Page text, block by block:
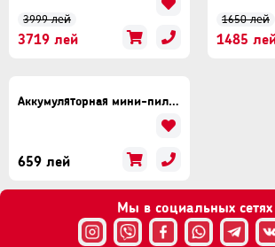
3999 лей
3719 лей
1650 лей
1485
Аккумуляторная мини-пила цепная Stromo AAS20
659 лей
Мы в социальных